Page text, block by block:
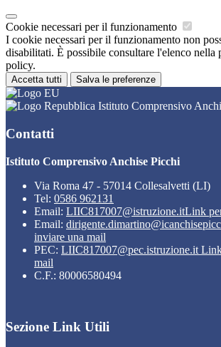
Cookie necessari per il funzionamento
I cookie necessari per il funzionamento non
disabilitati. È possibile consultare l'elenco nella
policy.
Accetta tutti Salva le preferenze
Istituto Comprensivo
Contatti
Istituto Comprensivo Anchise Picchi
Via Roma 47 - 57014 Collesalvetti (LI)
Tel: 0586 962131
Email: LIIC817007@istruzione.itLink
Email:
inviare una mail
PEC: LIIC817007@pec.istruzione.it
mail
C.F.: 80006580494
Sezione Link Utili